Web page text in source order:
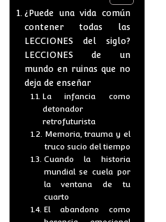
¿Puede una vida común
contener todas las
LECCIONES del siglo?
LECCIONES de un
mundo en ruinas que no
deja de enseñar
La infancia como
detonador
retrofuturista
Memoria, trauma y el
truco sucio del tiempo
Cuando la historia
mundial se cuela por
la ventana de tu
cuarto
El abandono como